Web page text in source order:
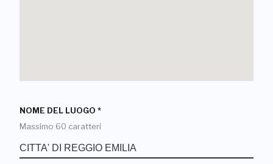
NOME DEL LUOGO *
Massimo 60 caratteri